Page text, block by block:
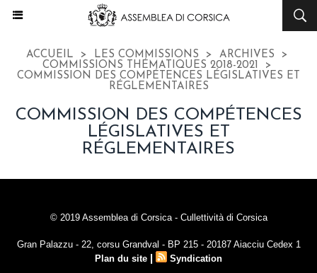
ACCUEIL > LES COMMISSIONS > ARCHIVES
>
COMMISSIONS THÉMATIQUES 2018-2021
>
COMMISSION DES COMPÉTENCES LÉGISLATIVES ET
RÉGLEMENTAIRES
COMMISSION DES COMPÉTENCES
LÉGISLATIVES ET
RÉGLEMENTAIRES
© 2019 Assemblea di Corsica - Cullettività di Corsica
Gran Palazzu - 22, corsu Grandval - BP 215 - 20187 Aiacciu Cedex 1
Plan du site | Syndication